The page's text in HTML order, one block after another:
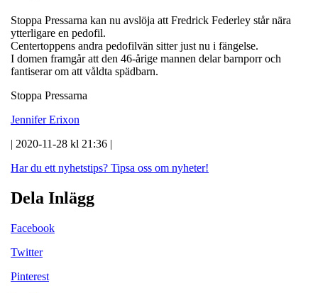
Stoppa Pressarna kan nu avslöja att Fredrick Federley står nära
ytterligare en pedofil.
Centertoppens andra pedofilvän sitter just nu i fängelse.
I domen framgår att den 46-årige mannen delar barnporr och
fantiserar om att våldta spädbarn.
Stoppa Pressarna
Jennifer Erixon
| 2020-11-28 kl 21:36 |
Har du ett nyhetstips? Tipsa oss om nyheter!
Dela Inlägg
Facebook
Twitter
Pinterest